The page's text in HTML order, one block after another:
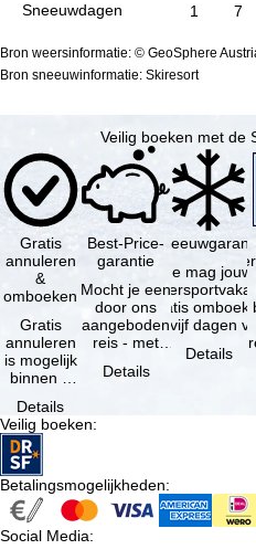
Sneeuwdagen 1 7
Bron weersinformatie: © GeoSphere
Bron sneeuwinformatie: Skiresort
Veilig boeken met de
Gratis
annuleren
&
omboeken
Gratis
annuleren
is mogelijk
binnen 5
de
boeking,
als jouw
vakantie …
Details
Best-Price-
garantie
Mocht je een
door ons
aangeboden
reis - met
beschikbaarheid
Details
Je mag jouw
gratis
als vijf dagen
Details
Veilig boeken:
Betalingsmogelijkheden:
Social Media: